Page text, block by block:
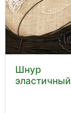
Шнур
эластичный